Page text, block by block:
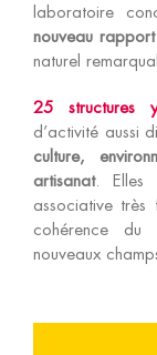
laboratoire
nouveau
naturel
25 structures
d’activité aussi
culture,
artisanat. Elles
associative
cohérence
nouveaux